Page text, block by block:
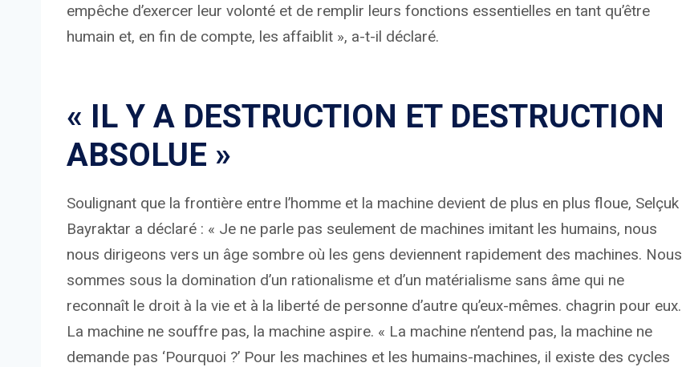
empêche d’exercer leur volonté et de remplir leurs fonctions essentielles en tant qu’être
humain et, en fin de compte, les affaiblit », a-t-il déclaré.
« IL Y A DESTRUCTION ET DESTRUCTION
ABSOLUE »
Soulignant que la frontière entre l’homme et la machine devient de plus en plus floue, Selçuk
Bayraktar a déclaré : « Je ne parle pas seulement de machines imitant les humains, nous
nous dirigeons vers un âge sombre où les gens deviennent rapidement des machines. Nous
sommes sous la domination d’un rationalisme et d’un matérialisme sans âme qui ne
reconnaît le droit à la vie et à la liberté de personne d’autre qu’eux-mêmes. chagrin pour eux.
La machine ne souffre pas, la machine aspire. « La machine n’entend pas, la machine ne
demande pas ‘Pourquoi ?’ Pour les machines et les humains-machines, il existe des cycles